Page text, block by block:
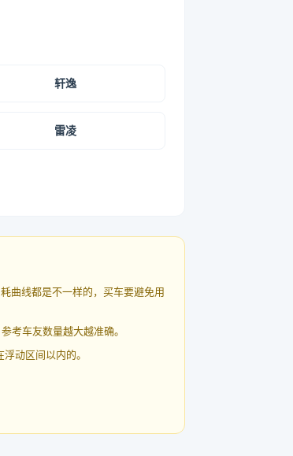
轩逸
雷凌
曲线都是不一样的，买车要避免用
考车友数量越大越准确。
动区间以内的。